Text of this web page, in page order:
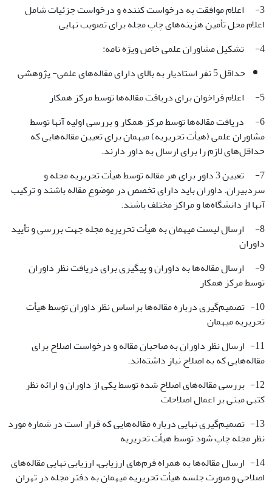
3- اعلام موافقت به درخواست کننده و درخواست جزئیات شامل
اعلام محل تأمین هزینه‌های چاپ مجله برای تصویب نهایی
4- تشکیل مشاوران علمی خاص ویژه نامه:
حداقل 5 نفر استادیار به بالای دارای مقاله‌های علمی- پژوهشی
5- اعلام فراخوان برای دریافت مقاله‌ها توسط مرکز همکار
6- دریافت مقاله‌ها توسط مرکز همکار و بررسی اولیه آنها توسط
مشاوران علمی (هیأت تحریریه) میهمان برای تعیین مقاله‌هایی که
حداقل‌های لازم را برای ارسال به داور دارند.
7- تعیین 3 داور برای هر مقاله توسط هیأت تحریریه مجله و
سردبیران. داوران باید دارای تخصص در موضوع مقاله باشند و ترکیب
آنها از دانشگاه‌ها و مراکز مختلف باشند.
8- ارسال لیست میهمان به هیأت تحریریه مجله جهت بررسی و تأیید
داوران
9- ارسال مقاله‌ها به داوران و پیگیری برای دریافت نظر داوران
توسط مرکز همکار
10- تصمیم‌گیری درباره مقاله‌ها براساس نظر داوران توسط هیأت
تحریریه میهمان
11- ارسال نظر داوران به صاحبان مقاله و درخواست اصلاح برای
مقاله‌هایی که به اصلاح نیاز داشته‌اند.
12- بررسی مقاله‌های اصلاح شده توسط یکی از داوران و ارائه نظر
کتبی مبنی بر اعمال اصلاحات
13- تصمیم‌گیری نهایی درباره مقاله‌هایی که قرار است در شماره مورد
نظر مجله چاپ شود توسط هیأت تحریریه
14- ارسال مقاله‌ها به همراه فرم‌های ارزیابی، ارزیابی نهایی مقاله‌های
اصلاحی و صورت جلسه هیأت تحریریه میهمان به دفتر مجله در تهران